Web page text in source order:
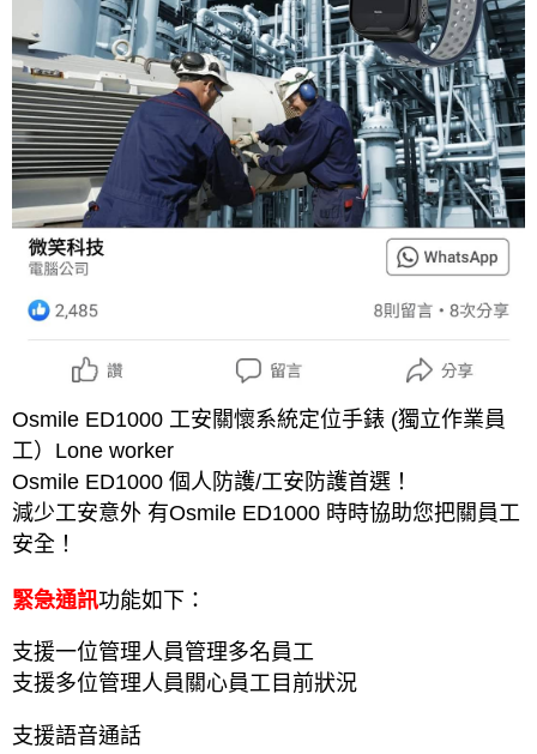
Osmile ED1000 工安關懷系統定位手錶 (獨立作業員
工）Lone worker
Osmile ED1000 個人防護/工安防護首選！
減少工安意外 有Osmile ED1000 時時協助您把關員工
安全！
緊急通訊功能如下：
支援一位管理人員管理多名員工
支援多位管理人員關心員工目前狀況
支援語音通話